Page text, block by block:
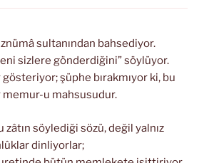
sultanından bahsediyor.
sizlere gönderdiğini” söylüyor.
şüphe bırakmıyor ki, bu
memur-u mahsusudur.
zâtın söylediği sözü, değil yalnız
dinliyorlar;